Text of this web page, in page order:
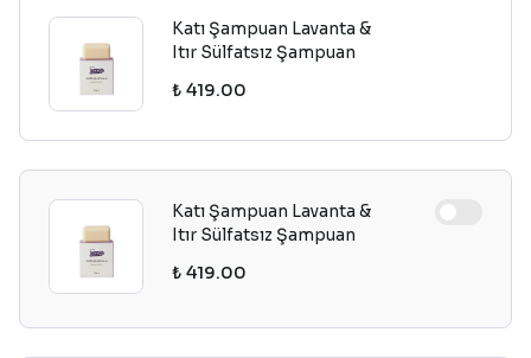
Katı Şampuan Lavanta &
Itır Sülfatsız Şampuan
₺ 419.00
Katı Şampuan Lavanta &
Itır Sülfatsız Şampuan
₺ 419.00